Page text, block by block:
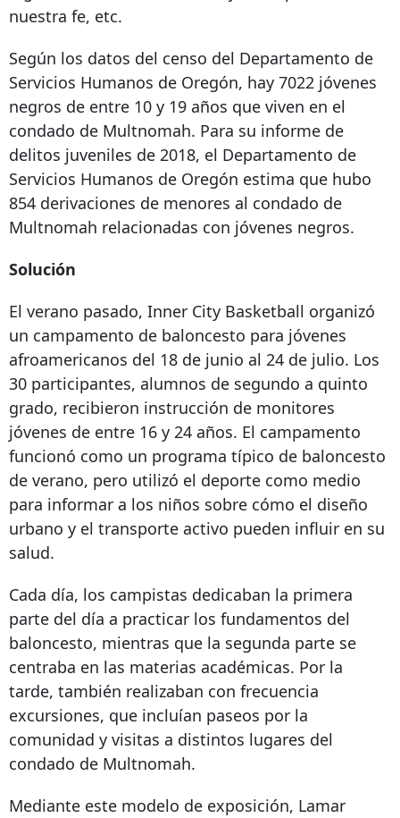
nuestra fe, etc.
Según los datos del censo del Departamento de
Servicios Humanos de Oregón, hay 7022 jóvenes
negros de entre 10 y 19 años que viven en el
condado de Multnomah. Para su informe de
delitos juveniles de 2018, el Departamento de
Servicios Humanos de Oregón estima que hubo
854 derivaciones de menores al condado de
Multnomah relacionadas con jóvenes negros.
Solución
El verano pasado, Inner City Basketball organizó
un campamento de baloncesto para jóvenes
afroamericanos del 18 de junio al 24 de julio. Los
30 participantes, alumnos de segundo a quinto
grado, recibieron instrucción de monitores
jóvenes de entre 16 y 24 años. El campamento
funcionó como un programa típico de baloncesto
de verano, pero utilizó el deporte como medio
para informar a los niños sobre cómo el diseño
urbano y el transporte activo pueden influir en su
salud.
Cada día, los campistas dedicaban la primera
parte del día a practicar los fundamentos del
baloncesto, mientras que la segunda parte se
centraba en las materias académicas. Por la
tarde, también realizaban con frecuencia
excursiones, que incluían paseos por la
comunidad y visitas a distintos lugares del
condado de Multnomah.
Mediante este modelo de exposición, Lamar